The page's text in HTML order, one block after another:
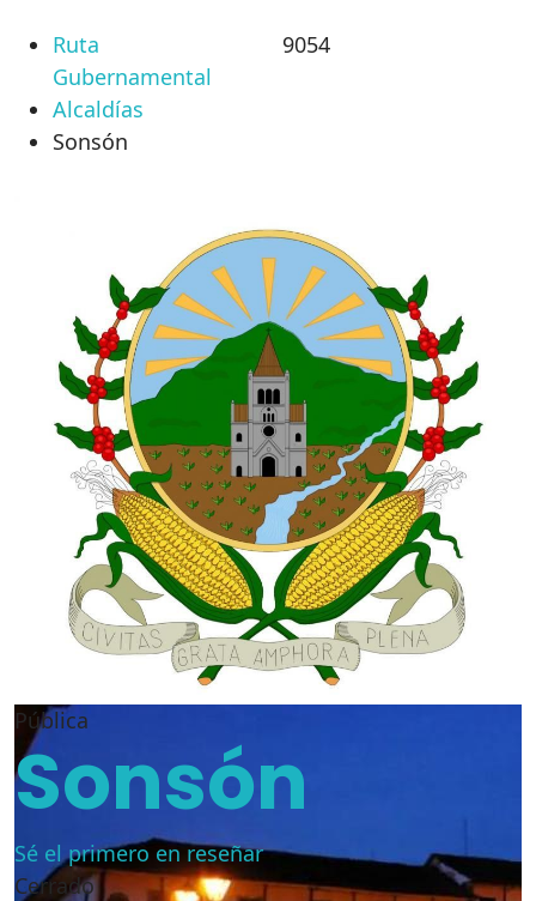
Ruta
Gubernamental
Alcaldías
Sonsón
9054
Pública
Sonsón
Sé el primero en reseñar
Cerrado